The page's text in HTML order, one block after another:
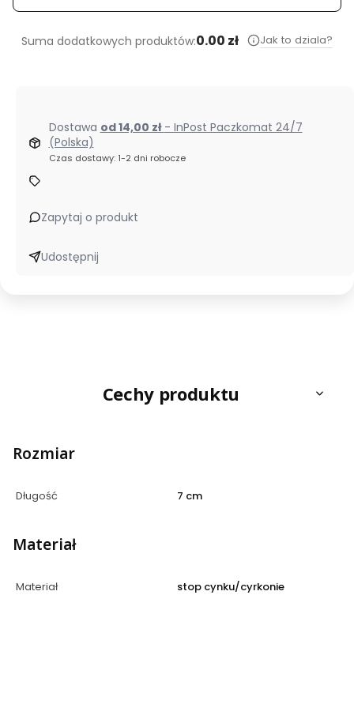
Suma dodatkowych produktów:0.00 zł Jak to dziala?
Dostawa od 14,00 zł - InPost Paczkomat 24/7
(Polska)
Czas dostawy: 1-2 dni robocze
Zapytaj o produkt
Udostępnij
Cechy produktu
Rozmiar
Długość 7 cm
Materiał
Materiał stop cynku/cyrkonie